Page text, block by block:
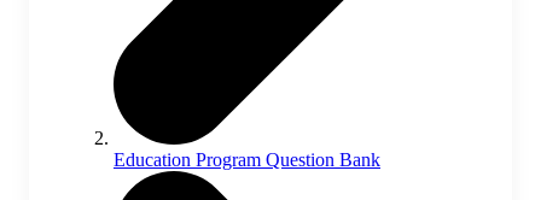
Education Program Question Bank